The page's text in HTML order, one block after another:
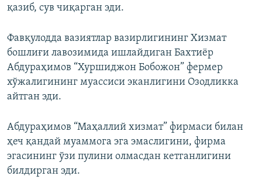
қазиб, сув чиқарган эди.
Фавқулодда вазиятлар вазирлигининг Хизмат
бошлиғи лавозимида ишлайдиган Бахтиёр
Абдураҳимов “Хуршиджон Бобожон” фермер
хўжалигининг муассиси эканлигини Озодликка
айтган эди.
Абдураҳимов “Маҳаллий хизмат” фирмаси билан
ҳеч қандай муаммога эга эмаслигини, фирма
эгасининг ўзи пулини олмасдан кетганлигини
билдирган эди.